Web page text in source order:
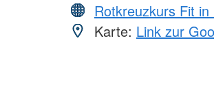
Rotkreuzkurs Fit in
Karte: Link zur